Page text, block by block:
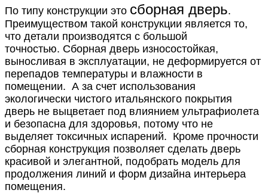
По типу конструкции это сборная дверь.
Преимуществом такой конструкции является то,
что детали производятся с большой
точностью. Сборная дверь износостойкая,
выносливая в эксплуатации, не деформируется от
перепадов температуры и влажности в
помещении. А за счет использования
экологически чистого итальянского покрытия
дверь не выцветает под влиянием ультрафиолета
и безопасна для здоровья, потому что не
выделяет токсичных испарений. Кроме прочности
сборная конструкция позволяет сделать дверь
красивой и элегантной, подобрать модель для
продолжения линий и форм дизайна интерьера
помещения.